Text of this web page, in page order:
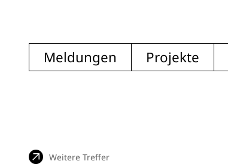
Meldungen Projekte
Weitere Treffer